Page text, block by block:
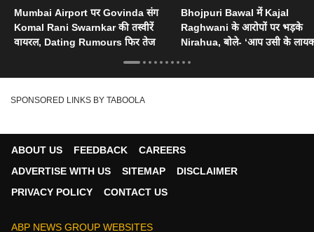
Mumbai Airport पर Govinda संग
Komal Rani Swarnkar की तस्वीरें
वायरल, Dating Rumours फिर तेज
Bhojpuri Bawal में Kajal
Raghwani के आरोपों पर भड़के
Nirahua, बोले- ‘आप उसी के लायक
SPONSORED LINKS BY TABOOLA
ABOUT US FEEDBACK
CAREERS
ADVERTISE WITH US
SITEMAP
DISCLAIMER
PRIVACY POLICY
CONTACT US
ABP NEWS GROUP WEBSITES